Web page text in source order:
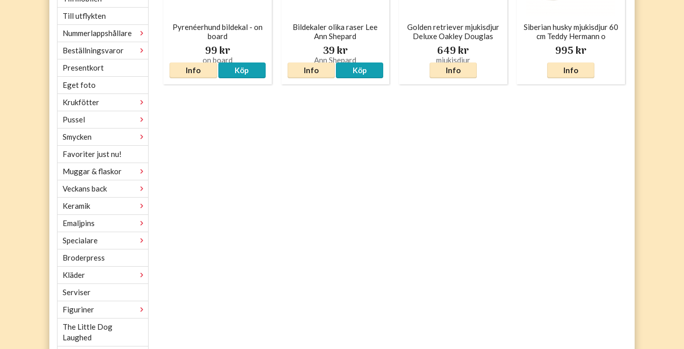
Till utflykten
Nummerlappshållare
Beställningsvaror
Presentkort
Eget foto
Krukfötter
Pussel
Smycken
Favoriter just nu!
Muggar & flaskor
Veckans back
Keramik
Emaljpins
Specialare
Broderpress
Kläder
Serviser
Figuriner
The Little Dog
Laughed
Pyrenéerhund bildekal - on
board
99 kr
Info Köp
Bildekaler olika raser Lee
Ann Shepard
39 kr
Info Köp
Golden retriever mjukisdjur
Deluxe Oakley Douglas
649 kr
Info
Siberian husky mjukisdjur 60
cm Teddy Hermann o
995 kr
Info